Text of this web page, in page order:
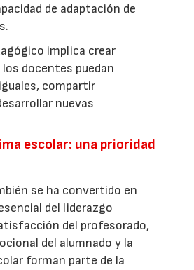
de adaptación de
implica crear
docentes puedan
compartir
nuevas
escolar: una prioridad
se ha convertido en
del liderazgo
del profesorado,
del alumnado y la
forman parte de la